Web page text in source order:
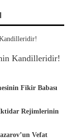
Kandilleridir!
Fikir Babası
Rejimlerinin
Vefat